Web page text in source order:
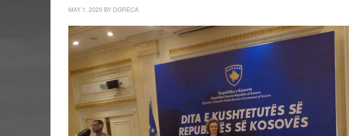
MAY 1, 2020 BY DGRECA